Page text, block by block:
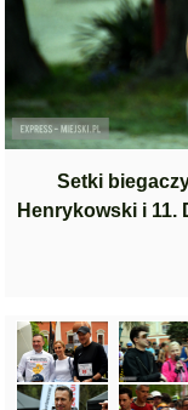
Setki
Henrykowski i